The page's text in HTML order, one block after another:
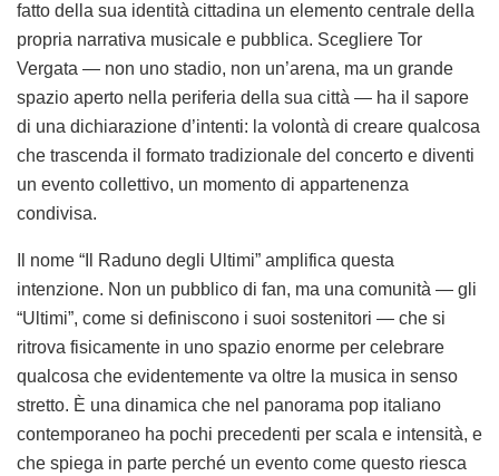
fatto della sua identità cittadina un elemento centrale della
propria narrativa musicale e pubblica. Scegliere Tor
Vergata — non uno stadio, non un’arena, ma un grande
spazio aperto nella periferia della sua città — ha il sapore
di una dichiarazione d’intenti: la volontà di creare qualcosa
che trascenda il formato tradizionale del concerto e diventi
un evento collettivo, un momento di appartenenza
condivisa.
Il nome “Il Raduno degli Ultimi” amplifica questa
intenzione. Non un pubblico di fan, ma una comunità — gli
“Ultimi”, come si definiscono i suoi sostenitori — che si
ritrova fisicamente in uno spazio enorme per celebrare
qualcosa che evidentemente va oltre la musica in senso
stretto. È una dinamica che nel panorama pop italiano
contemporaneo ha pochi precedenti per scala e intensità, e
che spiega in parte perché un evento come questo riesca